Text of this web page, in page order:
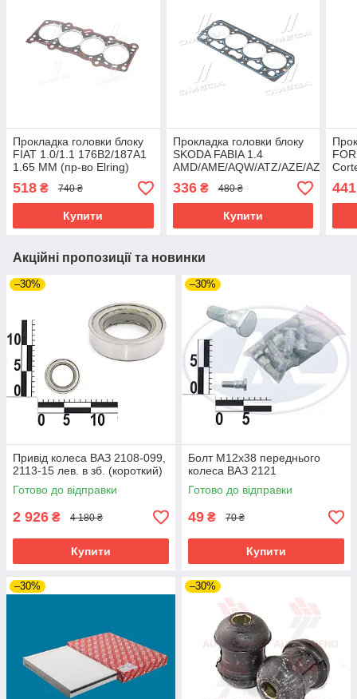
Прокладка головки блоку
FIAT 1.0/1.1 176B2/187A1
1.65 MM (пр-во Elring)
144.470
518 ₴ 740 ₴
Купити
Прокладка головки блоку
SKODA FABIA 1.4
AMD/AME/AQW/ATZ/AZE/AZF
(пр-во Corteco) 414970P
336₴ 480 ₴
Купити
441
Акційні пропозиції та новинки
–30%
Привід колеса ВАЗ 2108-099,
2113-15 лев. в зб. (короткий)
Готово до відправки
2 926 ₴ 4 180 ₴
Купити
–30%
Болт М12х38 переднього
колеса ВАЗ 2121
Готово до відправки
49 ₴ 70 ₴
Купити
–30% –30%